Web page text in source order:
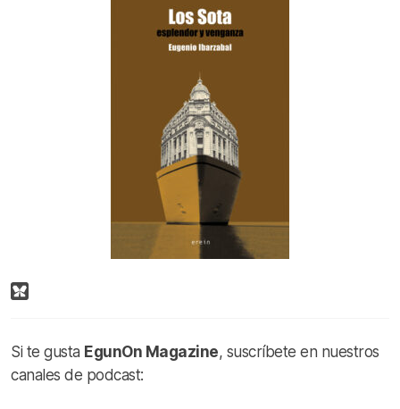
Si te gusta EgunOn Magazine, suscríbete en nuestros
canales de podcast: